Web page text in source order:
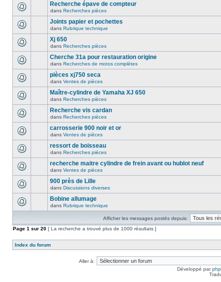
Recherche épave de compteur
dans Recherches pièces
Joints papier et pochettes
dans Rubrique technique
Xj 650
dans Recherches pièces
Cherche 31a pour restauration origine
dans Recherches de motos complètes
pièces xj750 seca
dans Ventes de pièces
Maître-cylindre de Yamaha XJ 650
dans Recherches pièces
Recherche vis cardan
dans Recherches pièces
carrosserie 900 noir et or
dans Ventes de pièces
ressort de boisseau
dans Recherches pièces
recherche maitre cylindre de frein avant ou hublot neuf
dans Ventes de pièces
900 près de Lille
dans Discussions diverses
Bobine allumage
dans Rubrique technique
Afficher les messages postés depuis:
Page 1 sur 20 [ La recherche a trouvé plus de 1000 résultats ]
Index du forum
Aller à:
Développé par